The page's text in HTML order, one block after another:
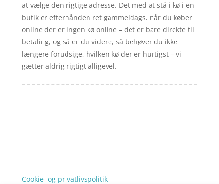
at vælge den rigtige adresse. Det med at stå i kø i en
butik er efterhånden ret gammeldags, når du køber
online der er ingen kø online – det er bare direkte til
betaling, og så er du videre, så behøver du ikke
længere forudsige, hvilken kø der er hurtigst – vi
gætter aldrig rigtigt alligevel.
Cookie- og privatlivspolitik